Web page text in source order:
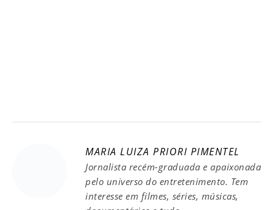
MARIA LUIZA PRIORI PIMENTEL
Jornalista recém-graduada e apaixonada
pelo universo do entretenimento. Tem
interesse em filmes, séries, músicas,